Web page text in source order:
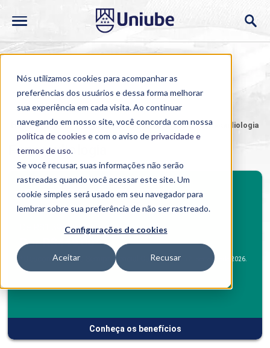
Nós utilizamos cookies para acompanhar as
preferências dos usuários e dessa forma melhorar
sua experiência em cada visita. Ao continuar
navegando em nosso site, você concorda com nossa
política de cookies e com o aviso deprivacidade e
termos de uso.
Se você recusar, suas informações não serão
rastreadas quando você acessar este site. Um
cookie simples será usado em seu navegador para
lembrar sobre sua preferência de não ser rastreado.
Configurações de cookies
Aceitar Recusar
Home > Cursos > Semipresencial > Graduação >Fonoaudiologia
Fonoaudiologia
Investimento mensal
De R$1.396,33
Por R$449,00*.
Desconto Alunos Semipresencial Campuspara o 2º semestre de 2026.
Conheça os benefícios
Benefícios Graduação